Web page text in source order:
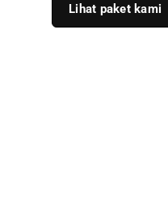
Lihat paket kami